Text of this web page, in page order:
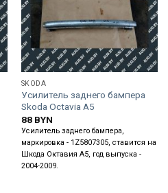
SKODA
Усилитель заднего бампера
Skoda Octavia A5
88 BYN
Усилитель заднего бампера,
маркировка - 1Z5807305, ставится на
Шкода Октавия А5, год выпуска -
2004-2009.